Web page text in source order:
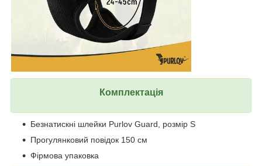
Комплектація
Безнатискні шлейки Purlov Guard, розмір S
Прогулянковий повідок 150 см
Фірмова упаковка